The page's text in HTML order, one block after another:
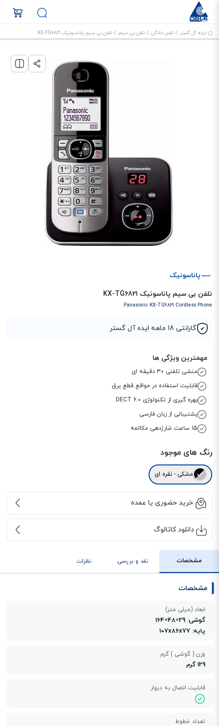
ایده آل گستر تلفن خانگی تلفن بی سیم تلفن بی سیم پاناسونیک KX-TG6821
پاناسونیک
تلفن بی سیم پاناسونیک KX-TG6821
Panasonic KX-TG6821 Cordless Phone
گارانتی 18 ماهه ایده آل گستر
مهمترین ویژگی ها
منشی تلفنی 30 دقیقه ای
قابلیت استفاده در مواقع قطع برق
بهره گیری از تکنولوژی DECT 6.0
پشتیبانی از زبان فارسی
15 ساعت شارژدهی مکالمه
رنگ های موجود
مشکی - نقره ای
خرید حضوری یا عمده
دانلود کاتالوگ
مشخصات نقد و بررسی نظرات
مشخصات
ابعاد (میلی متر)
گوشی: 29×48×164
پایه: 107x86x77
وزن ( گوشی ) گرم
129 گرم
قابلیت اتصال به دیوار
تعداد خطوط